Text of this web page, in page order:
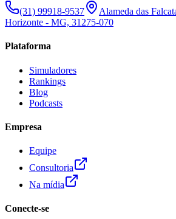
(31) 99918-9537
Alameda das
Horizonte - MG, 31275-070
Plataforma
Simuladores
Rankings
Blog
Podcasts
Empresa
Equipe
Consultoria
Na mídia
Conecte-se